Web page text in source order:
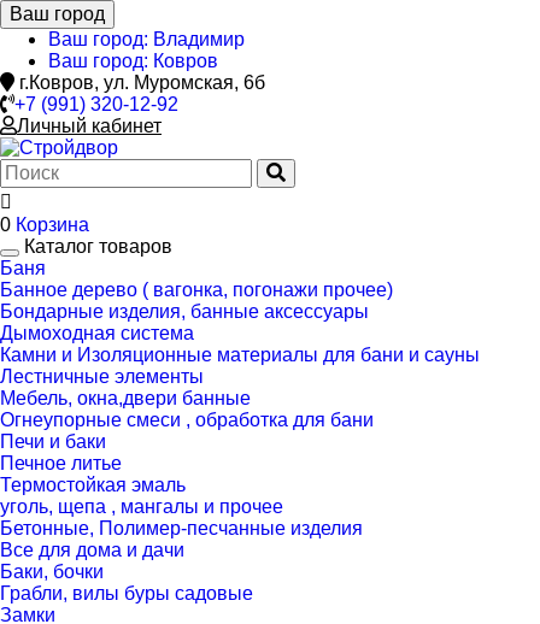
Ваш город
Ваш город: Владимир
Ваш город: Ковров
г.Ковров, ул. Муромская, 6б
+7 (991) 320-12-92
Личный кабинет
0 Корзина
Каталог товаров
Баня
Банное дерево ( вагонка, погонажи прочее)
Бондарные изделия, банные аксессуары
Дымоходная система
Камни и Изоляционные материалы для бани и сауны
Лестничные элементы
Мебель, окна,двери банные
Огнеупорные смеси , обработка для бани
Печи и баки
Печное литье
Термостойкая эмаль
уголь, щепа , мангалы и прочее
Бетонные, Полимер-песчанные изделия
Все для дома и дачи
Баки, бочки
Грабли, вилы буры садовые
Замки